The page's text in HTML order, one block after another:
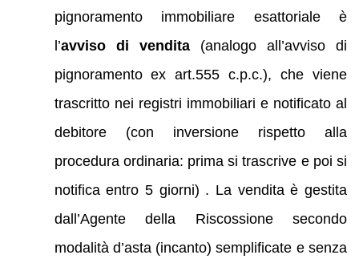
pignoramento immobiliare esattoriale è
l’avviso di vendita(analogo all’avviso di
pignoramento ex art.555 c.p.c.), che viene
trascritto nei registri immobiliari e notificato al
debitore (con inversione rispetto alla
procedura ordinaria: prima si trascrive e poi si
notifica entro 5 giorni) . La vendita è gestita
dall’Agente della Riscossione secondo
modalità d’asta (incanto) semplificate e senza